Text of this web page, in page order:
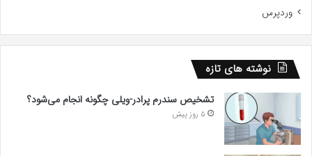
وردپرس
نوشته های تازه
تشخیص سندرم پرادر-ویلی چگونه انجام می‌شود؟
5 روز پیش